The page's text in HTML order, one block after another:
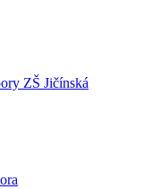
ZŠ Jičínská